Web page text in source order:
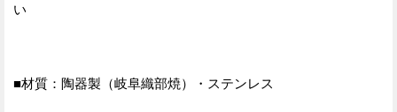
い
■材質：陶器製（岐阜織部焼）・ステンレス